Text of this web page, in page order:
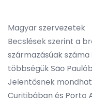
Magyar szervezetek
Becslések szerint a
származásúak
többségük São
Jelentősnek
Curitibában és Porto